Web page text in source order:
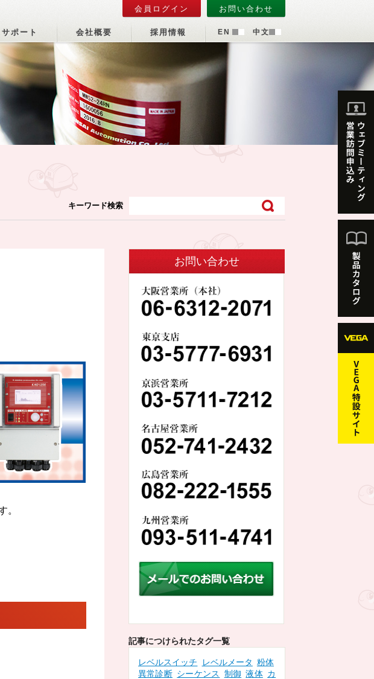
会員ログイン お問い合わせ
サポート 会社概要 採用情報 EN 中文
キーワード検索
。
お問い合わせ
記事につけられたタグ一覧
レベルスイッチ レベルメータ 粉体
異常診断 シーケンス 制御 液体 カ